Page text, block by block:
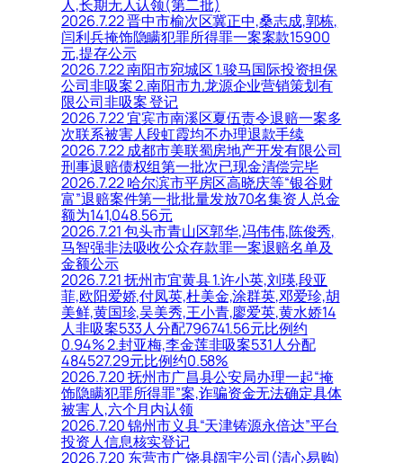
人,长期无人认领(第二批)
2026.7.22 晋中市榆次区冀正中,桑志成,郭栋,
闫利兵掩饰隐瞒犯罪所得罪一案案款15900
元,提存公示
2026.7.22 南阳市宛城区 1.骏马国际投资担保
公司非吸案 2.南阳市九龙源企业营销策划有
限公司非吸案 登记
2026.7.22 宜宾市南溪区夏伍责令退赔一案多
次联系被害人段虹霞均不办理退款手续
2026.7.22 成都市美联蜀房地产开发有限公司
刑事退赔债权组第一批次已现金清偿完毕
2026.7.22 哈尔滨市平房区高晓庆等“银谷财
富”退赔案件第一批批量发放70名集资人总金
额为141,048.56元
2026.7.21 包头市青山区郭华,冯伟伟,陈俊秀,
马智强非法吸收公众存款罪一案退赔名单及
金额公示
2026.7.21 抚州市宜黄县 1.许小英,刘瑛,段亚
菲,欧阳爱娇,付凤英,杜美金,涂群英,邓爱珍,胡
美鲜,黄国珍,吴美秀,王小青,廖爱英,黄水娇14
人非吸案533人分配796741.56元比例约
0.94% 2.封亚梅,李金莲非吸案531人分配
484527.29元比例约0.58%
2026.7.20 抚州市广昌县公安局办理一起“掩
饰隐瞒犯罪所得罪”案,诈骗资金无法确定具体
被害人,六个月内认领
2026.7.20 锦州市义县“天津铸源永倍达”平台
投资人信息核实登记
2026.7.20 东营市广饶县阔宇公司(清心易购)